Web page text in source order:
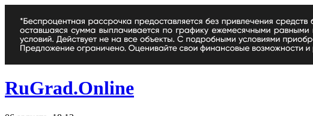
RuGrad.Online